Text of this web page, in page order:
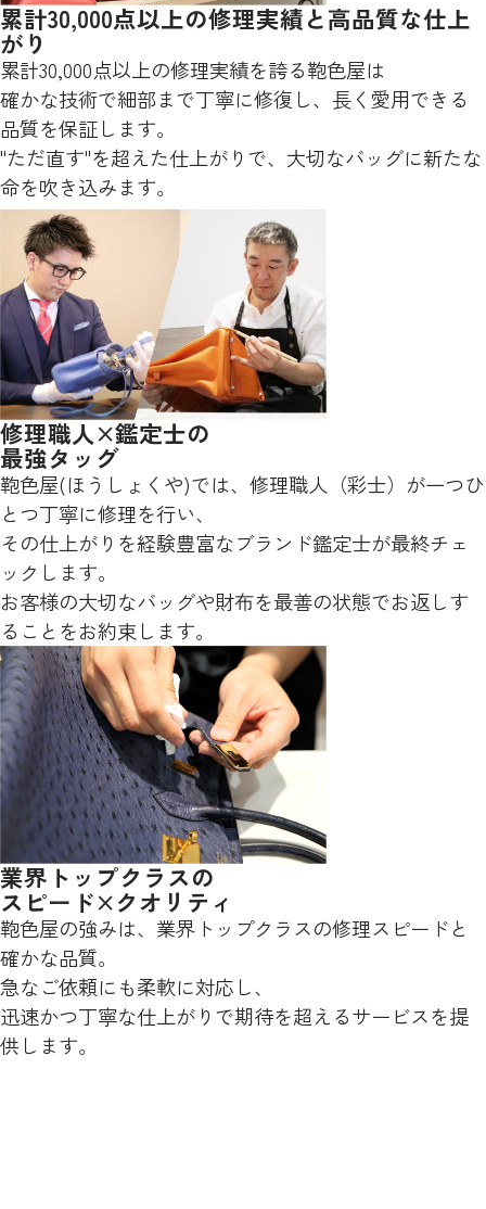
累計30,000点以上の修理実績と高品質な仕上
がり
累計30,000点以上の修理実績を誇る鞄色屋は
確かな技術で細部まで丁寧に修復し、長く愛用できる
品質を保証します。
"ただ直す"を超えた仕上がりで、大切なバッグに新たな
命を吹き込みます。
修理職人×鑑定士の
最強タッグ
鞄色屋(ほうしょくや)では、修理職人（彩士）が一つひ
とつ丁寧に修理を行い、
その仕上がりを経験豊富なブランド鑑定士が最終チェ
ックします。
お客様の大切なバッグや財布を最善の状態でお返しす
ることをお約束します。
業界トップクラスの
スピード×クオリティ
鞄色屋の強みは、業界トップクラスの修理スピードと
確かな品質。
急なご依頼にも柔軟に対応し、
迅速かつ丁寧な仕上がりで期待を超えるサービスを提
供します。